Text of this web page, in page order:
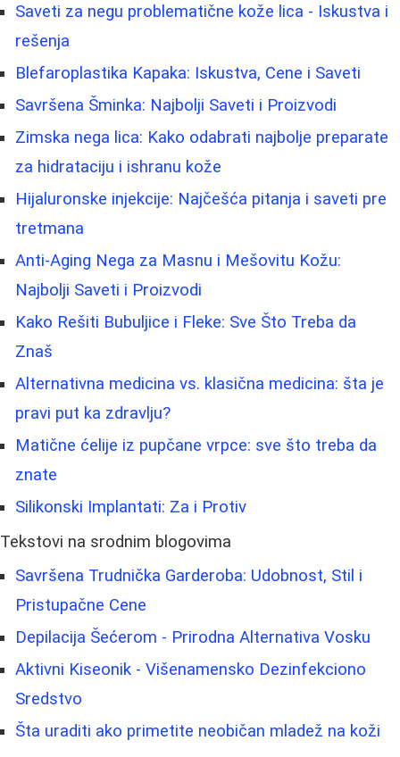
Saveti za negu problematične kože lica - Iskustva i
rešenja
Blefaroplastika Kapaka: Iskustva, Cene i Saveti
Savršena Šminka: Najbolji Saveti i Proizvodi
Zimska nega lica: Kako odabrati najbolje preparate
za hidrataciju i ishranu kože
Hijaluronske injekcije: Najčešća pitanja i saveti pre
tretmana
Anti-Aging Nega za Masnu i Mešovitu Kožu:
Najbolji Saveti i Proizvodi
Kako Rešiti Bubuljice i Fleke: Sve Što Treba da
Znaš
Alternativna medicina vs. klasična medicina: šta je
pravi put ka zdravlju?
Matične ćelije iz pupčane vrpce: sve što treba da
znate
Silikonski Implantati: Za i Protiv
Tekstovi na srodnim blogovima
Savršena Trudnička Garderoba: Udobnost, Stil i
Pristupačne Cene
Depilacija Šećerom - Prirodna Alternativa Vosku
Aktivni Kiseonik - Višenamensko Dezinfekciono
Sredstvo
Šta uraditi ako primetite neobičan mladež na koži